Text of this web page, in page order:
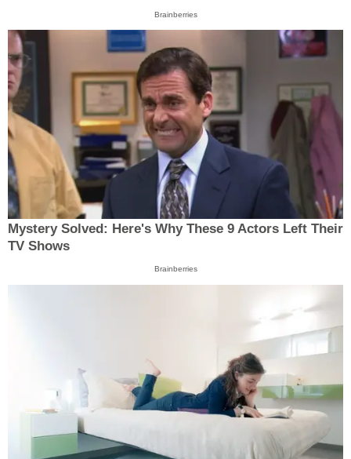
Brainberries
Mystery Solved: Here's Why These 9 Actors Left Their
TV Shows
Brainberries